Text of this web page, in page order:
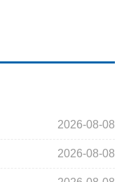
2026-08-08
2026-08-08